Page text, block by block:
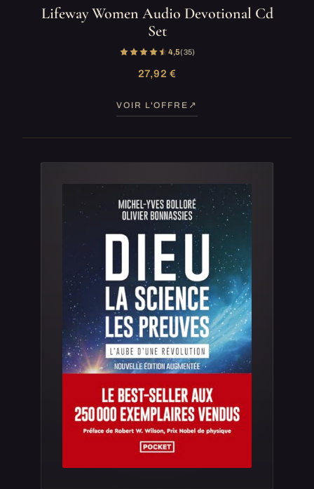
Lifeway Women Audio Devotional Cd
Set
4,5(35)
27,92 €
VOIR L'OFFRE